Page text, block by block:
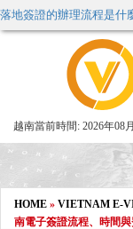
落地簽證的辦理流程是什
越南當前時間: 2026年08
HOME » VIETNAM E-
南電子簽證流程、時間